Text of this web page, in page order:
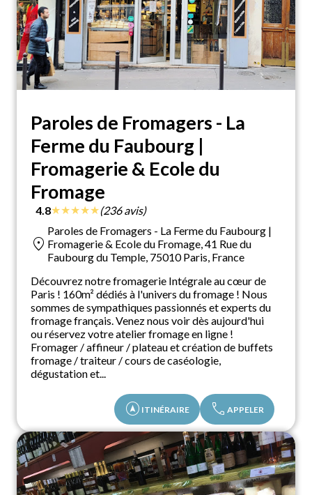
Paroles de Fromagers - La
Ferme du Faubourg |
Fromagerie & Ecole du
Fromage
4.8★★★★★(236 avis)
location_on
Paroles de Fromagers - La Ferme du Faubourg |
Fromagerie & Ecole du Fromage, 41 Rue du
Faubourg du Temple, 75010 Paris, France
Découvrez notre fromagerie Intégrale au cœur de
Paris ! 160m² dédiés à l'univers du fromage ! Nous
sommes de sympathiques passionnés et experts du
fromage français. Venez nous voir dès aujourd'hui
ou réservez votre atelier fromage en ligne !
Fromager / affineur / plateau et création de buffets
fromage / traiteur / cours de caséologie,
dégustation et...
assistant_navigation ITINÉRAIRE call APPELER